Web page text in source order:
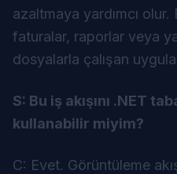
azaltmaya yardımcı
faturalar, raporlar veya
dosyalarla çalışan
S: Bu iş akışını .NET
kullanabilir miyim?
C: Evet. Görüntüleme